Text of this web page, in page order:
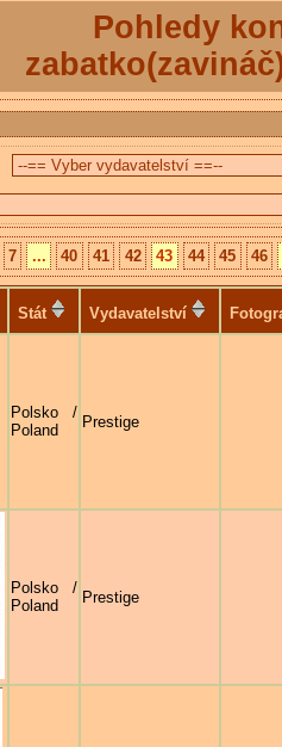
Pohledy
7 ... 40 41 42 43 44 45 46
Stát Vydavatelství
Polsko /
Poland
Prestige
Polsko /
Poland
Prestige